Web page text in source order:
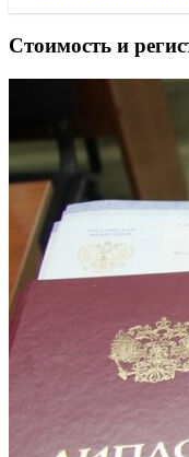
Стоимость и